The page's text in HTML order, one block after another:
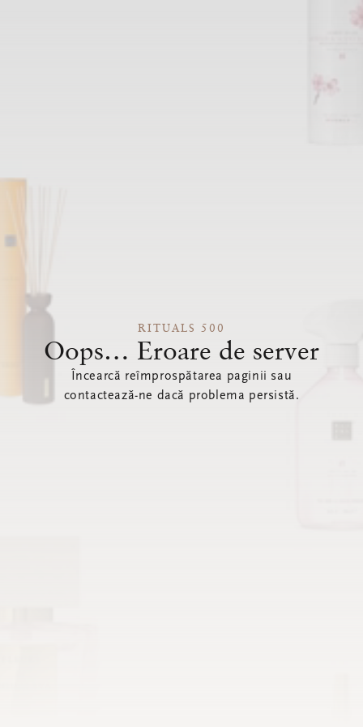
RITUALS 500
Oops… Eroare de server
Încearcă reîmprospătarea paginii sau
contactează-ne dacă problema persistă.